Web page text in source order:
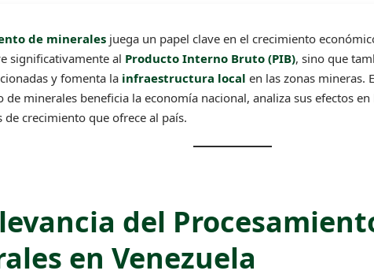
de minerales juega un papel clave en el crecimiento
significativamente al Producto Interno Bruto (PIB), sino que
y fomenta la infraestructura local en las zonas mineras.
de minerales beneficia la economía nacional, analiza sus efectos en
crecimiento que ofrece al país.
del
en Venezuela